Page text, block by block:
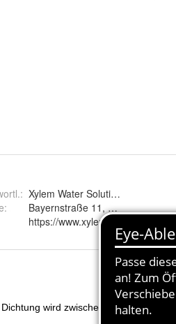
: Xylem Water Solutions
:
Bayernstraße 11, 30855
https://www.xylem.com/de-de/